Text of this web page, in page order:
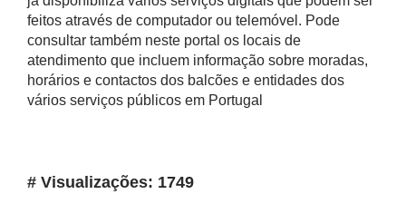
feitos através de computador ou telemóvel. Pode
consultar também neste portal os locais de
atendimento que incluem informação sobre moradas,
horários e contactos dos balcões e entidades dos
vários serviços públicos em Portugal
# Visualizações: 1749